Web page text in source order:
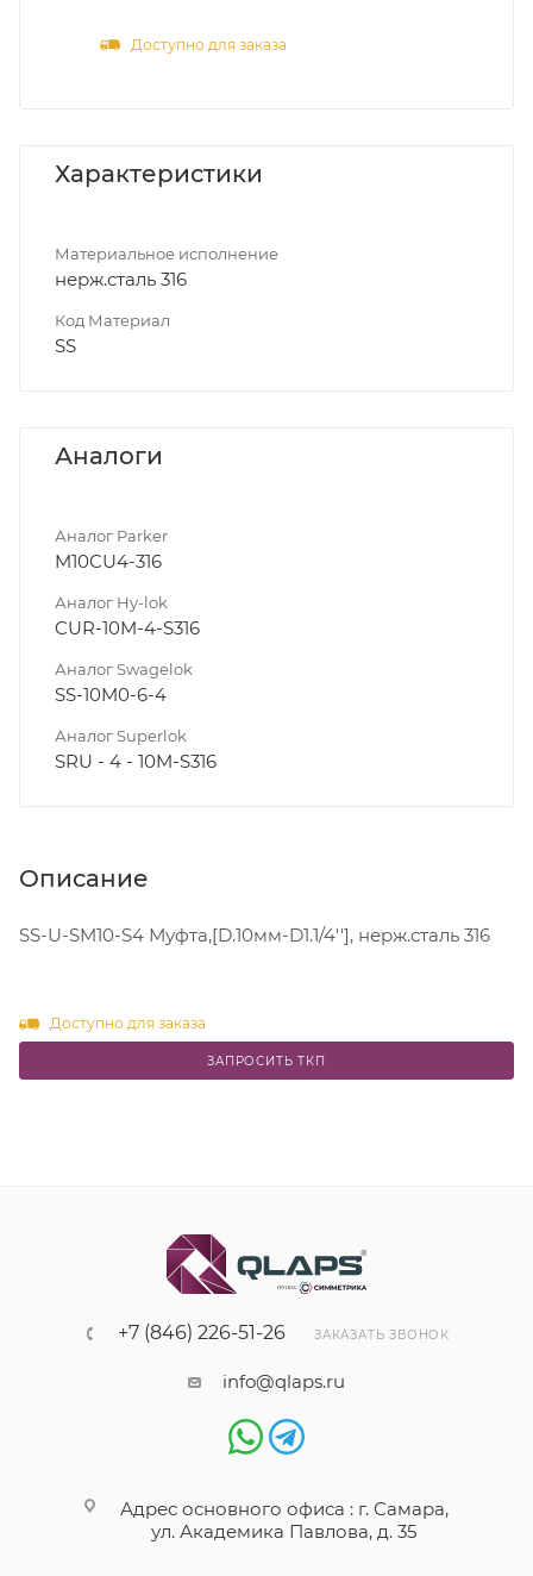
Доступно для заказа
Характеристики
Материальное исполнение
нерж.сталь 316
Код Материал
SS
Аналоги
Аналог Parker
M10CU4-316
Аналог Hy-lok
CUR-10M-4-S316
Аналог Swagelok
SS-10M0-6-4
Аналог Superlok
SRU - 4 - 10M-S316
Описание
SS-U-SM10-S4 Муфта,[D.10мм-D1.1/4''], нерж.сталь 316
Доступно для заказа
ЗАПРОСИТЬ ТКП
+7 (846) 226-51-26 ЗАКАЗАТЬ ЗВОНОК
info@qlaps.ru
Адрес основного офиса : г. Самара,
ул. Академика Павлова, д. 35